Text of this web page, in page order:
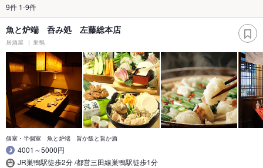
9件 1-9件
魚と炉端 呑み処 左藤総本店
居酒屋 巣鴨
個室・半個室 魚と炉端 旨か飯と旨か酒
4001～5000円
JR巣鴨駅徒歩2分 /都営三田線巣鴨駅徒歩1分